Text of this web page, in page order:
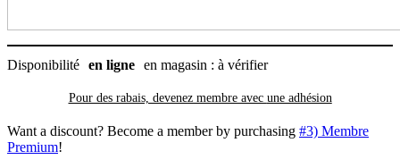
Disponibilité en ligne en magasin : à vérifier
Pour des rabais, devenez membre avec une adhésion
Want a discount? Become a member by purchasing #3) Membre
Premium!